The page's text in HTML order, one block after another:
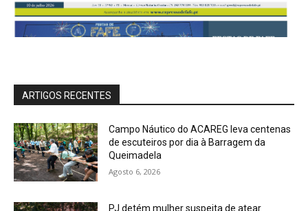
ARTIGOS RECENTES
Campo Náutico do ACAREG leva centenas
de escuteiros por dia à Barragem da
Queimadela
Agosto 6, 2026
PJ detém mulher suspeita de atear